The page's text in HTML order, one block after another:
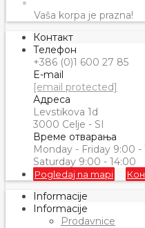
Vaša korpa je prazna!
Контакт
Телефон
+386 (0)1 600 27 85
E-mail
[email protected]
Адреса
Levstikova 1d
3000 Celje - SI
Време отварања
Monday - Friday 9:00 -
Saturday 9:00 - 14:00
Pogledaj na mapi
Informacije
Informacije
Prodavnice